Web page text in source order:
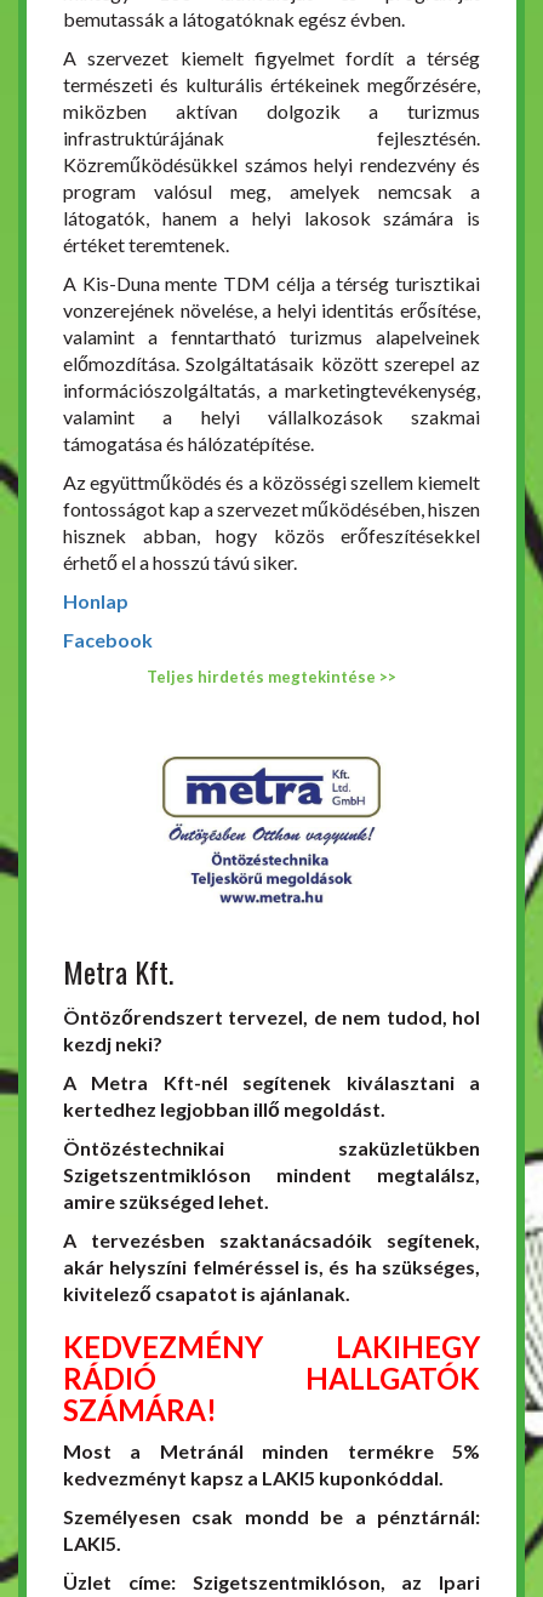
bemutassák a látogatóknak egész évben.
A szervezet kiemelt figyelmet fordít a térség
természeti és kulturális értékeinek megőrzésére,
miközben aktívan dolgozik a turizmus
infrastruktúrájának fejlesztésén.
Közreműködésükkel számos helyi rendezvény és
program valósul meg, amelyek nemcsak a
látogatók, hanem a helyi lakosok számára is
értéket teremtenek.
A Kis-Duna mente TDM célja a térség turisztikai
vonzerejének növelése, a helyi identitás erősítése,
valamint a fenntartható turizmus alapelveinek
előmozdítása. Szolgáltatásaik között szerepel az
információszolgáltatás, a marketingtevékenység,
valamint a helyi vállalkozások szakmai
támogatása és hálózatépítése.
Az együttműködés és a közösségi szellem kiemelt
fontosságot kap a szervezet működésében, hiszen
hisznek abban, hogy közös erőfeszítésekkel
érhető el a hosszú távú siker.
Honlap
Facebook
Teljes hirdetés megtekintése >>
Metra Kft.
Öntözőrendszert tervezel, de nem tudod, hol
kezdj neki?
A Metra Kft-nél segítenek kiválasztani a
kertedhez legjobban illő megoldást.
Öntözéstechnikai szaküzletükben
Szigetszentmiklóson mindent megtalálsz,
amire szükséged lehet.
A tervezésben szaktanácsadóik segítenek,
akár helyszíni felméréssel is, és ha szükséges,
kivitelező csapatot is ajánlanak.
KEDVEZMÉNY LAKIHEGY
RÁDIÓ HALLGATÓK
SZÁMÁRA!
Most a Metránál minden termékre 5%
kedvezményt kapsz a LAKI5 kuponkóddal.
Személyesen csak mondd be a pénztárnál:
LAKI5.
Üzlet címe: Szigetszentmiklóson, az Ipari